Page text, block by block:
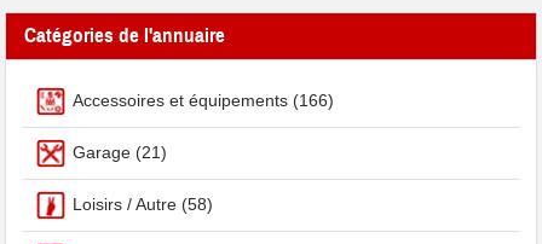
Catégories de l'annuaire
Accessoires et équipements (166)
Garage (21)
Loisirs / Autre (58)